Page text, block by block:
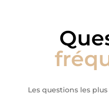
Les questions les